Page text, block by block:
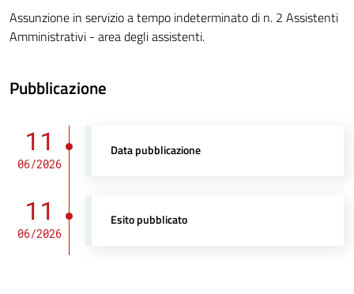
Assunzione in servizio a tempo indeterminato di n. 2 Assistenti
Amministrativi - area degli assistenti.
Pubblicazione
11
06/2026
Data pubblicazione
11
06/2026
Esito pubblicato